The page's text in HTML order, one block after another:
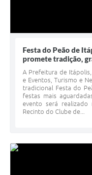
Festa do Peão de
promete tradição,
A Prefeitura de
e Eventos, Turismo e
tradicional Festa do
festas mais
evento será
Recinto do Clube de...